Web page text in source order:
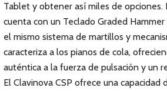
Tablet y obtener así miles de opciones.
cuenta con un Teclado Graded Hammer
el mismo sistema de martillos y
caracteriza a los pianos de cola,
auténtica a la fuerza de pulsación y un
El Clavinova CSP ofrece una capacidad